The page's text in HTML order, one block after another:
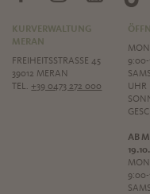
KURVERWALTUNG
MERAN
FREIHEITSSTRASSE 45
39012 MERAN
TEL.+39 0473 272 000
9:00-
UHR
AB
9:00-